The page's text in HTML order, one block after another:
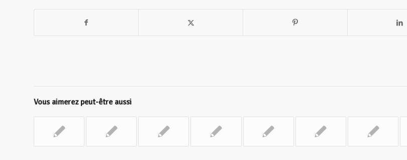
Vous aimerez peut-être aussi